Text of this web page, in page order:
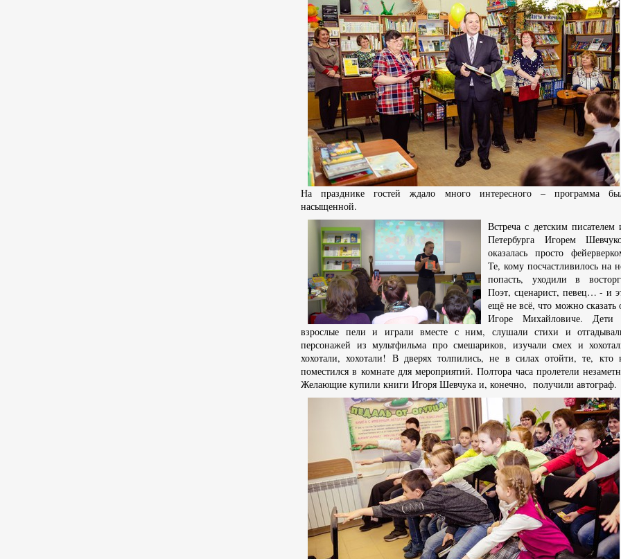
На празднике гостей ждало много интересного – программа
насыщенной.
Встреча с детским писателем
Петербурга Игорем
оказалась просто
Те, кому посчастливилось на
попасть, уходили в
Поэт, сценарист, певец… - и
ещё не всё, что можно сказать
Игоре Михайловиче. Дети
взрослые пели и играли вместе с ним, слушали стихи и
персонажей из мультфильма про смешариков, изучали смех и
хохотали, хохотали! В дверях толпились, не в силах отойти, те, кто
поместился в комнате для мероприятий. Полтора часа пролетели
Желающие купили книги Игоря Шевчука и, конечно, получили автограф.